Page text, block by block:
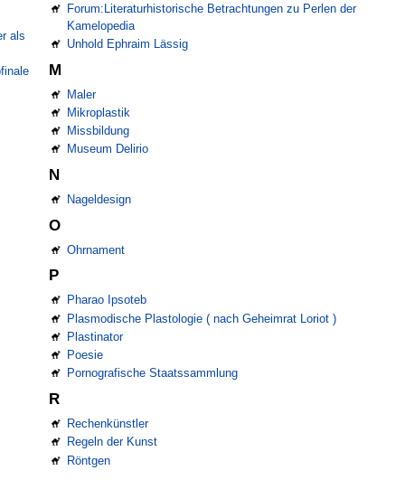
als
Forum:Literaturhistorische Betrachtungen zu Perlen der
Kamelopedia
Unhold Ephraim Lässig
M
Maler
Mikroplastik
Missbildung
Museum Delirio
N
Nageldesign
O
Ohrnament
P
Pharao Ipsoteb
Plasmodische Plastologie ( nach Geheimrat Loriot )
Plastinator
Poesie
Pornografische Staatssammlung
R
Rechenkünstler
Regeln der Kunst
Röntgen